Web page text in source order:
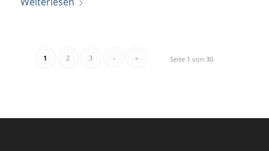
Seite 1 von 30
1 2 3 › »